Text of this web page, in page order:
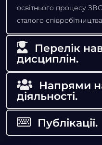
освітнього процесу
сталого
Перелік
дисциплін.
Напрями
діяльності.
Публікації.